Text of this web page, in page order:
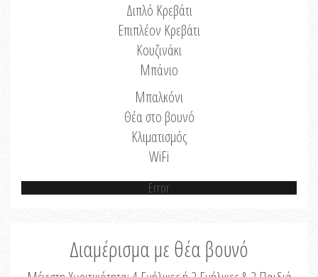
Διπλό Κρεβάτι
Επιπλέον Κρεβάτι
Κουζινάκι
Μπάνιο
Μπαλκόνι
Θέα στο βουνό
Κλιματισμός
WiFi
Error
Διαμέρισμα με θέα βουνό